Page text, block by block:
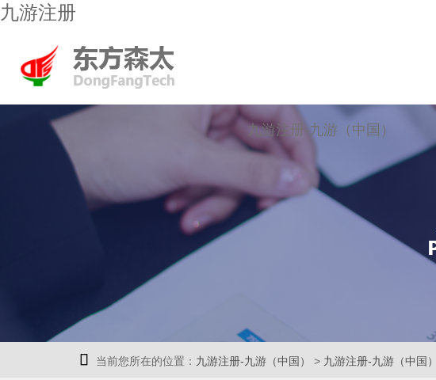
九游注册
九游注册-九游（中国）
 当前您所在的位置： 九游注册-九游（中国） > 九游注册-九游（中国）